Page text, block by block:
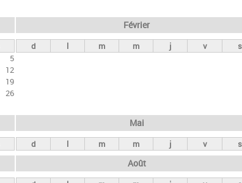
5
12
19
26
Février
d l m m j v s
Mai
d l m m j v s
Août